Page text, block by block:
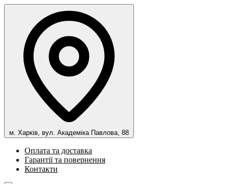
м. Харків, вул. Академіка Павлова, 88
Оплата та доставка
Гарантії та повернення
Контакти